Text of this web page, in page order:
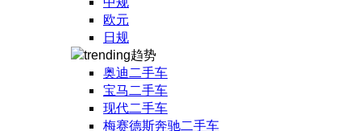
欧元
日规
趋势
奥迪二手车
宝马二手车
现代二手车
梅赛德斯奔驰二手车